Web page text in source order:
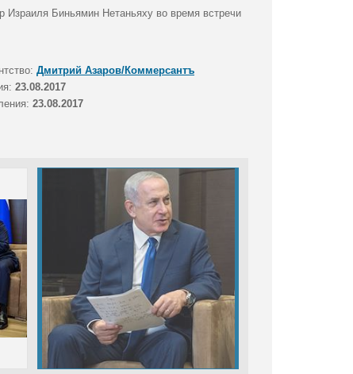
Израиля Биньямин Нетаньяху во время встречи
Дмитрий Азаров/Коммерсантъ
23.08.2017
23.08.2017